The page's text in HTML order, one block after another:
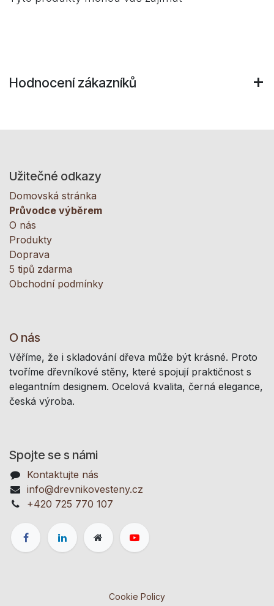
Hodnocení zákazníků
Užitečné odkazy
Domovská stránka
Průvodce výběrem
O nás
Produkty
Doprava
5 tipů zdarma
Obchodní podmínky
O nás
Věříme, že i skladování dřeva může být krásné. Proto
tvoříme dřevníkové stěny, které spojují praktičnost s
elegantním designem. Ocelová kvalita, černá elegance,
česká výroba.
Spojte se s námi
Kontaktujte nás
info@drevnikovesteny.cz
+420 725 770 107
Cookie Policy